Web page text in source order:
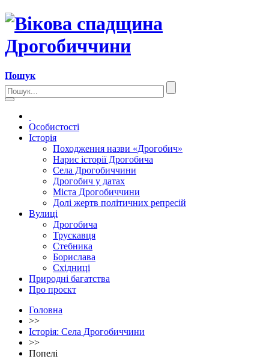
Пошук
Особистості
Історія
Походження назви «Дрогобич»
Нарис історії Дрогобича
Села Дрогобиччини
Дрогобич у датах
Міста Дрогобиччини
Долі жертв політичних репресій
Вулиці
Дрогобича
Трускавця
Стебника
Борислава
Східниці
Природні багатства
Про проєкт
Головна
>>
Історія: Села Дрогобиччини
>>
Попелі